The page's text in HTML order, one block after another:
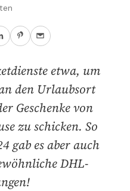
etwa, um
den Urlaubsort
Geschenke von
zu schicken. So
gab es aber auch
DHL-